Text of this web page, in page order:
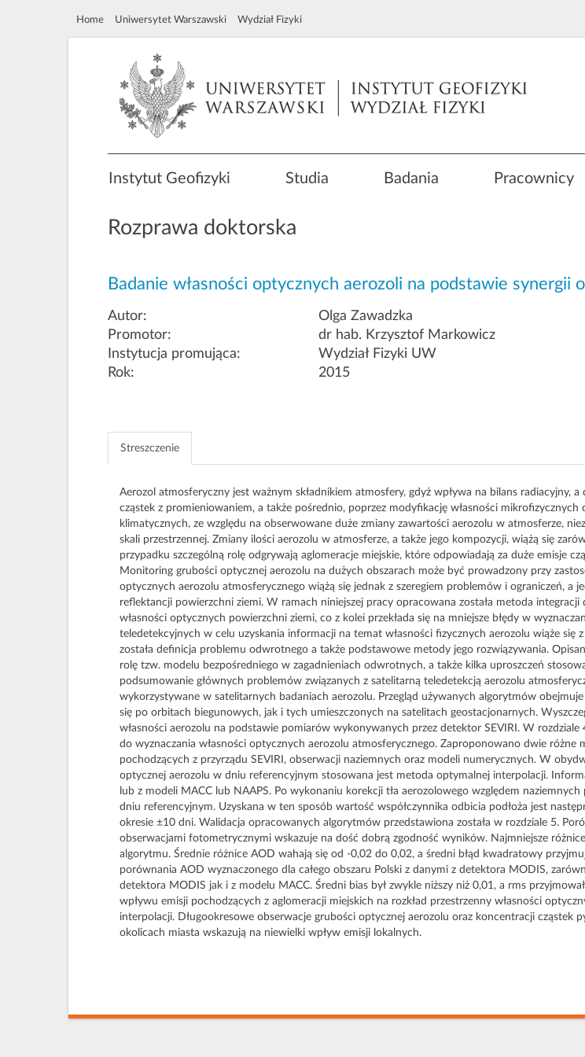
Home Uniwersytet Warszawski Wydział Fizyki
Instytut Geofizyki Studia Badania Pracownicy
Rozprawa doktorska
Badanie własności optycznych aerozoli na podstawie
Autor:
Promotor:
Instytucja promująca:
Rok:
Olga Zawadzka
dr hab. Krzysztof Markowicz
Wydział Fizyki UW
2015
Streszczenie
Aerozol atmosferyczny jest ważnym składnikiem atmosfery, gdyż wpływa na bilans radiacyjny,
cząstek z promieniowaniem, a także pośrednio, poprzez modyfikację własności
klimatycznych, ze względu na obserwowane duże zmiany zawartości aerozolu w atmosferze,
skali przestrzennej. Zmiany ilości aerozolu w atmosferze, a także jego kompozycji, wiążą się
przypadku szczególną rolę odgrywają aglomeracje miejskie, które odpowiadają za duże emisje
Monitoring grubości optycznej aerozolu na dużych obszarach może być prowadzony przy
optycznych aerozolu atmosferycznego wiążą się jednak z szeregiem problemów i ograniczeń, a
reflektancji powierzchni ziemi. W ramach niniejszej pracy opracowana została metoda
własności optycznych powierzchni ziemi, co z kolei przekłada się na mniejsze błędy w
teledetekcyjnych w celu uzyskania informacji na temat własności fizycznych aerozolu wiąże
została definicja problemu odwrotnego a także podstawowe metody jego rozwiązywania.
rolę tzw. modelu bezpośredniego w zagadnieniach odwrotnych, a także kilka uproszczeń
podsumowanie głównych problemów związanych z satelitarną teledetekcją aerozolu
wykorzystywane w satelitarnych badaniach aerozolu. Przegląd używanych algorytmów
się po orbitach biegunowych, jak i tych umieszczonych na satelitach geostacjonarnych.
własności aerozolu na podstawie pomiarów wykonywanych przez detektor SEVIRI. W
do wyznaczania własności optycznych aerozolu atmosferycznego. Zaproponowano dwie różne
pochodzących z przyrządu SEVIRI, obserwacji naziemnych oraz modeli numerycznych. W
optycznej aerozolu w dniu referencyjnym stosowana jest metoda optymalnej interpolacji.
lub z modeli MACC lub NAAPS. Po wykonaniu korekcji tła aerozolowego względem
dniu referencyjnym. Uzyskana w ten sposób wartość współczynnika odbicia podłoża jest
okresie ±10 dni. Walidacja opracowanych algorytmów przedstawiona została w rozdziale 5.
obserwacjami fotometrycznymi wskazuje na dość dobrą zgodność wyników. Najmniejsze
algorytmu. Średnie różnice AOD wahają się od -0,02 do 0,02, a średni błąd kwadratowy
porównania AOD wyznaczonego dla całego obszaru Polski z danymi z detektora MODIS,
detektora MODIS jak i z modelu MACC. Średni bias był zwykle niższy niż 0,01, a rms
wpływu emisji pochodzących z aglomeracji miejskich na rozkład przestrzenny własności
interpolacji. Długookresowe obserwacje grubości optycznej aerozolu oraz koncentracji cząstek
okolicach miasta wskazują na niewielki wpływ emisji lokalnych.